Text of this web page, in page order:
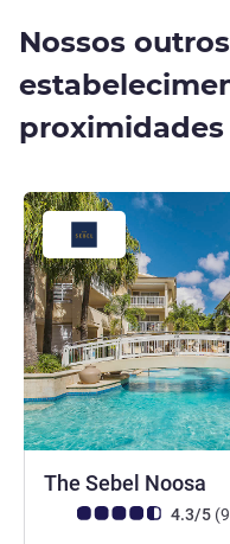
Nossos outros
proximidades
The Sebel Noosa
Classificação clientes
4.3/5